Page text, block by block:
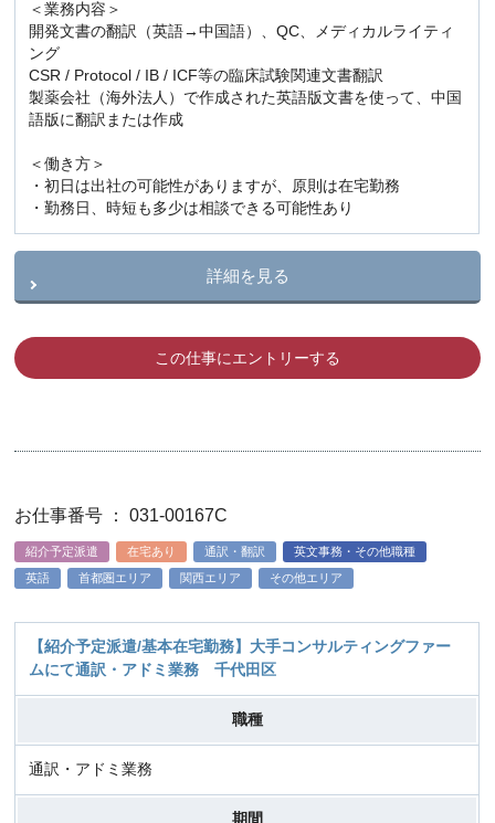
＜業務内容＞
開発文書の翻訳（英語→中国語）、QC、メディカルライティ
ング
CSR / Protocol / IB / ICF等の臨床試験関連文書翻訳
製薬会社（海外法人）で作成された英語版文書を使って、中国
語版に翻訳または作成
＜働き方＞
・初日は出社の可能性がありますが、原則は在宅勤務
・勤務日、時短も多少は相談できる可能性あり
詳細を見る
この仕事にエントリーする
お仕事番号 ： 031-00167C
紹介予定派遣 在宅あり 通訳・翻訳
英文事務・その他職種
英語
首都圏エリア 関西エリア その他エリア
【紹介予定派遣/基本在宅勤務】大手コンサルティングファー
ムにて通訳・アドミ業務 千代田区
職種
通訳・アドミ業務
期間